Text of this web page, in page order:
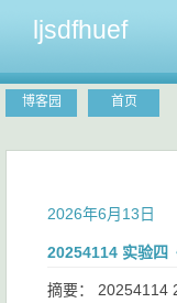
ljsdfhuef
博客园 首页
2026年6月13日
20254114 实验四
摘要： 20254114